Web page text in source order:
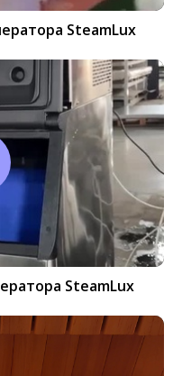
SteamLux
SteamLux